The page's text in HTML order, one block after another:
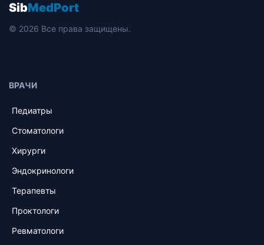
SibMedPort
© 2026 Все права защищены.
ВРАЧИ
Педиатры
Стоматологи
Хирурги
Эндокринологи
Терапевты
Проктологи
Ревматологи